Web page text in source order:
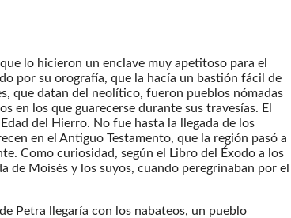
lo hicieron un enclave muy apetitoso para el
por su orografía, que la hacía un bastión fácil de
que datan del neolítico, fueron pueblos nómadas
en los que guarecerse durante sus travesías. El
del Hierro. No fue hasta la llegada de los
en el Antiguo Testamento, que la región pasó a
Como curiosidad, según el Libro del Éxodo a los
de Moisés y los suyos, cuando peregrinaban por el
Petra llegaría con los nabateos, un pueblo